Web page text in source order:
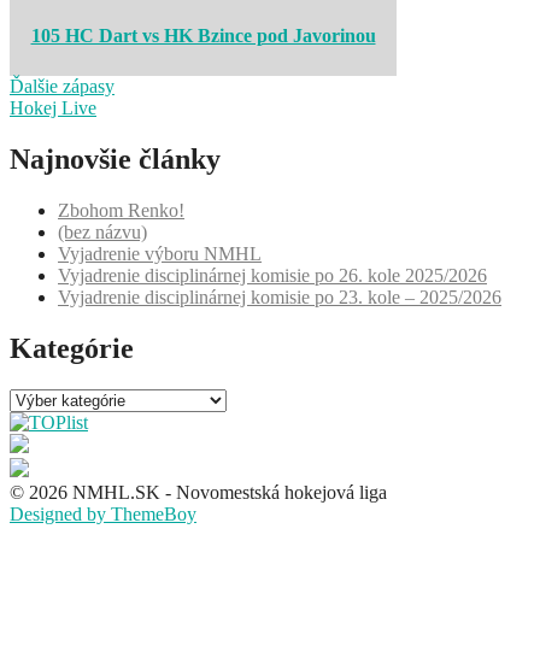
105 HC Dart vs HK Bzince pod Javorinou
Ďalšie zápasy
Hokej Live
Najnovšie články
Zbohom Renko!
(bez názvu)
Vyjadrenie výboru NMHL
Vyjadrenie disciplinárnej komisie po 26. kole 2025/2026
Vyjadrenie disciplinárnej komisie po 23. kole – 2025/2026
Kategórie
Kategórie
© 2026 NMHL.SK - Novomestská hokejová liga
Designed by ThemeBoy